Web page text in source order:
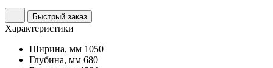
Быстрый заказ
Характеристики
Ширина, мм 1050
Глубина, мм 680